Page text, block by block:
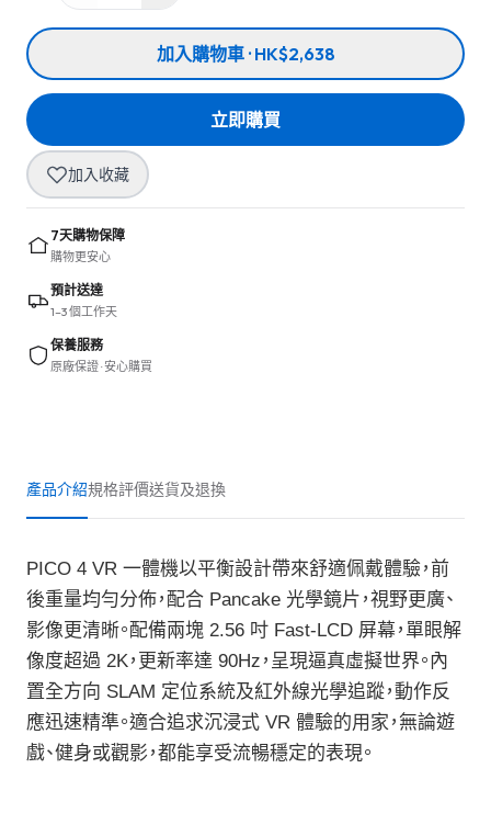
加入購物車 · HK$2,638
立即購買
加入收藏
7天購物保障
購物更安心
預計送達
1–3 個工作天
保養服務
原廠保證 · 安心購買
產品介紹規格評價送貨及退換
PICO 4 VR 一體機以平衡設計帶來舒適佩戴體驗，前
後重量均勻分佈，配合 Pancake 光學鏡片，視野更廣、
影像更清晰。配備兩塊 2.56 吋 Fast-LCD 屏幕，單眼解
像度超過 2K，更新率達 90Hz，呈現逼真虛擬世界。內
置全方向 SLAM 定位系統及紅外線光學追蹤，動作反
應迅速精準。適合追求沉浸式 VR 體驗的用家，無論遊
戲、健身或觀影，都能享受流暢穩定的表現。